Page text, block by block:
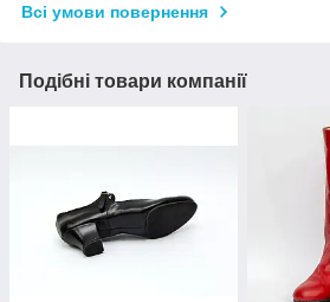
Всі умови повернення
Подібні товари компанії